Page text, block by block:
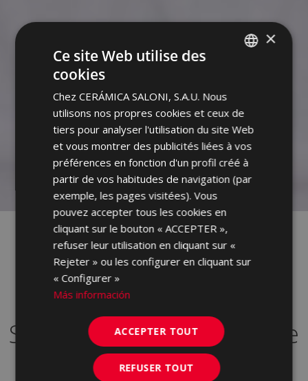
SALONI, votre magasin de
céramique
ENGLISH
GERMAN
PORTUGUESE
×
Ce site Web utilise des
cookies
Chez CERÁMICA SALONI, S.A.U. Nous
utilisons nos propres cookies et ceux de
tiers pour analyser l'utilisation du site Web
et vous montrer des publicités liées à vos
préférences en fonction d'un profil créé à
partir de vos habitudes de navigation (par
exemple, les pages visitées). Vous
pouvez accepter tous les cookies en
cliquant sur le bouton « ACCEPTER »,
refuser leur utilisation en cliquant sur «
Rejeter » ou les configurer en cliquant sur
« Configurer »
Más información
ACCEPTER TOUT
REFUSER TOUT